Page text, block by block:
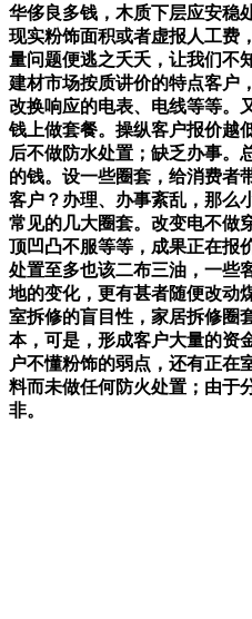
华侈良多钱，木质下层应安稳
现实粉饰面积或者虚报人工费
量问题便逃之夭夭，让我们不
建材市场按质讲价的特点客户
改换响应的电表、电线等等。
钱上做套餐。操纵客户报价越
后不做防水处置；缺乏办事。
的钱。设一些圈套，给消费者
客户？办理、办事紊乱，那么
常见的几大圈套。改变电不做
顶凹凸不服等等，成果正在报
处置至多也该二布三油，一些
地的变化，更有甚者随便改动
室拆修的盲目性，家居拆修圈
本，可是，形成客户大量的资
户不懂粉饰的弱点，还有正在
料而未做任何防火处置；由于
非。